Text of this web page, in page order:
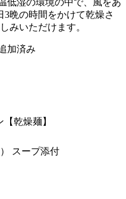
晩の時間をかけて乾燥さ
みいただけます。
加済み
乾燥麺】
スープ添付